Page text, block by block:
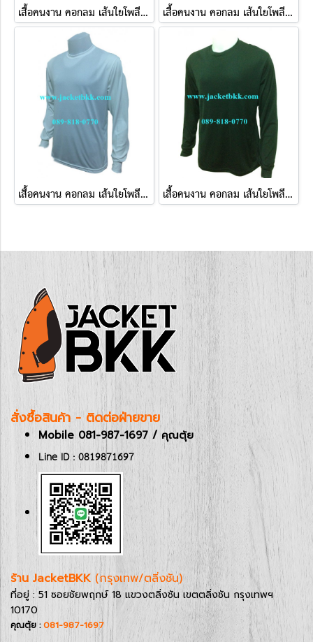
เสื้อคนงาน คอกลม เส้นใยโพลีเอสเตอร์ สีส้ม เสื้อคนงาน คอกลม เส้นใยโพลีเอสเตอร์ สีเทา
เสื้อคนงาน คอกลม เส้นใยโพลีเอสเตอร์ สีขาว เสื้อคนงาน คอกลม เส้นใยโพลีเอสเตอร์ สีดำ
สั่งซื้อสินค้า - ติดต่อฝ่ายขาย
Mobile 081-987-1697 / คุณตุ้ย
Line ID : 0819871697
ร้าน JacketBKK (กรุงเทพ/ตลิ่งชัน)
ที่อยู่ : 51 ซอยชัยพฤกษ์ 18 แขวงตลิ่งชัน เขตตลิ่งชัน กรุงเทพฯ
10170
คุณตุ้ย :081-987-1697